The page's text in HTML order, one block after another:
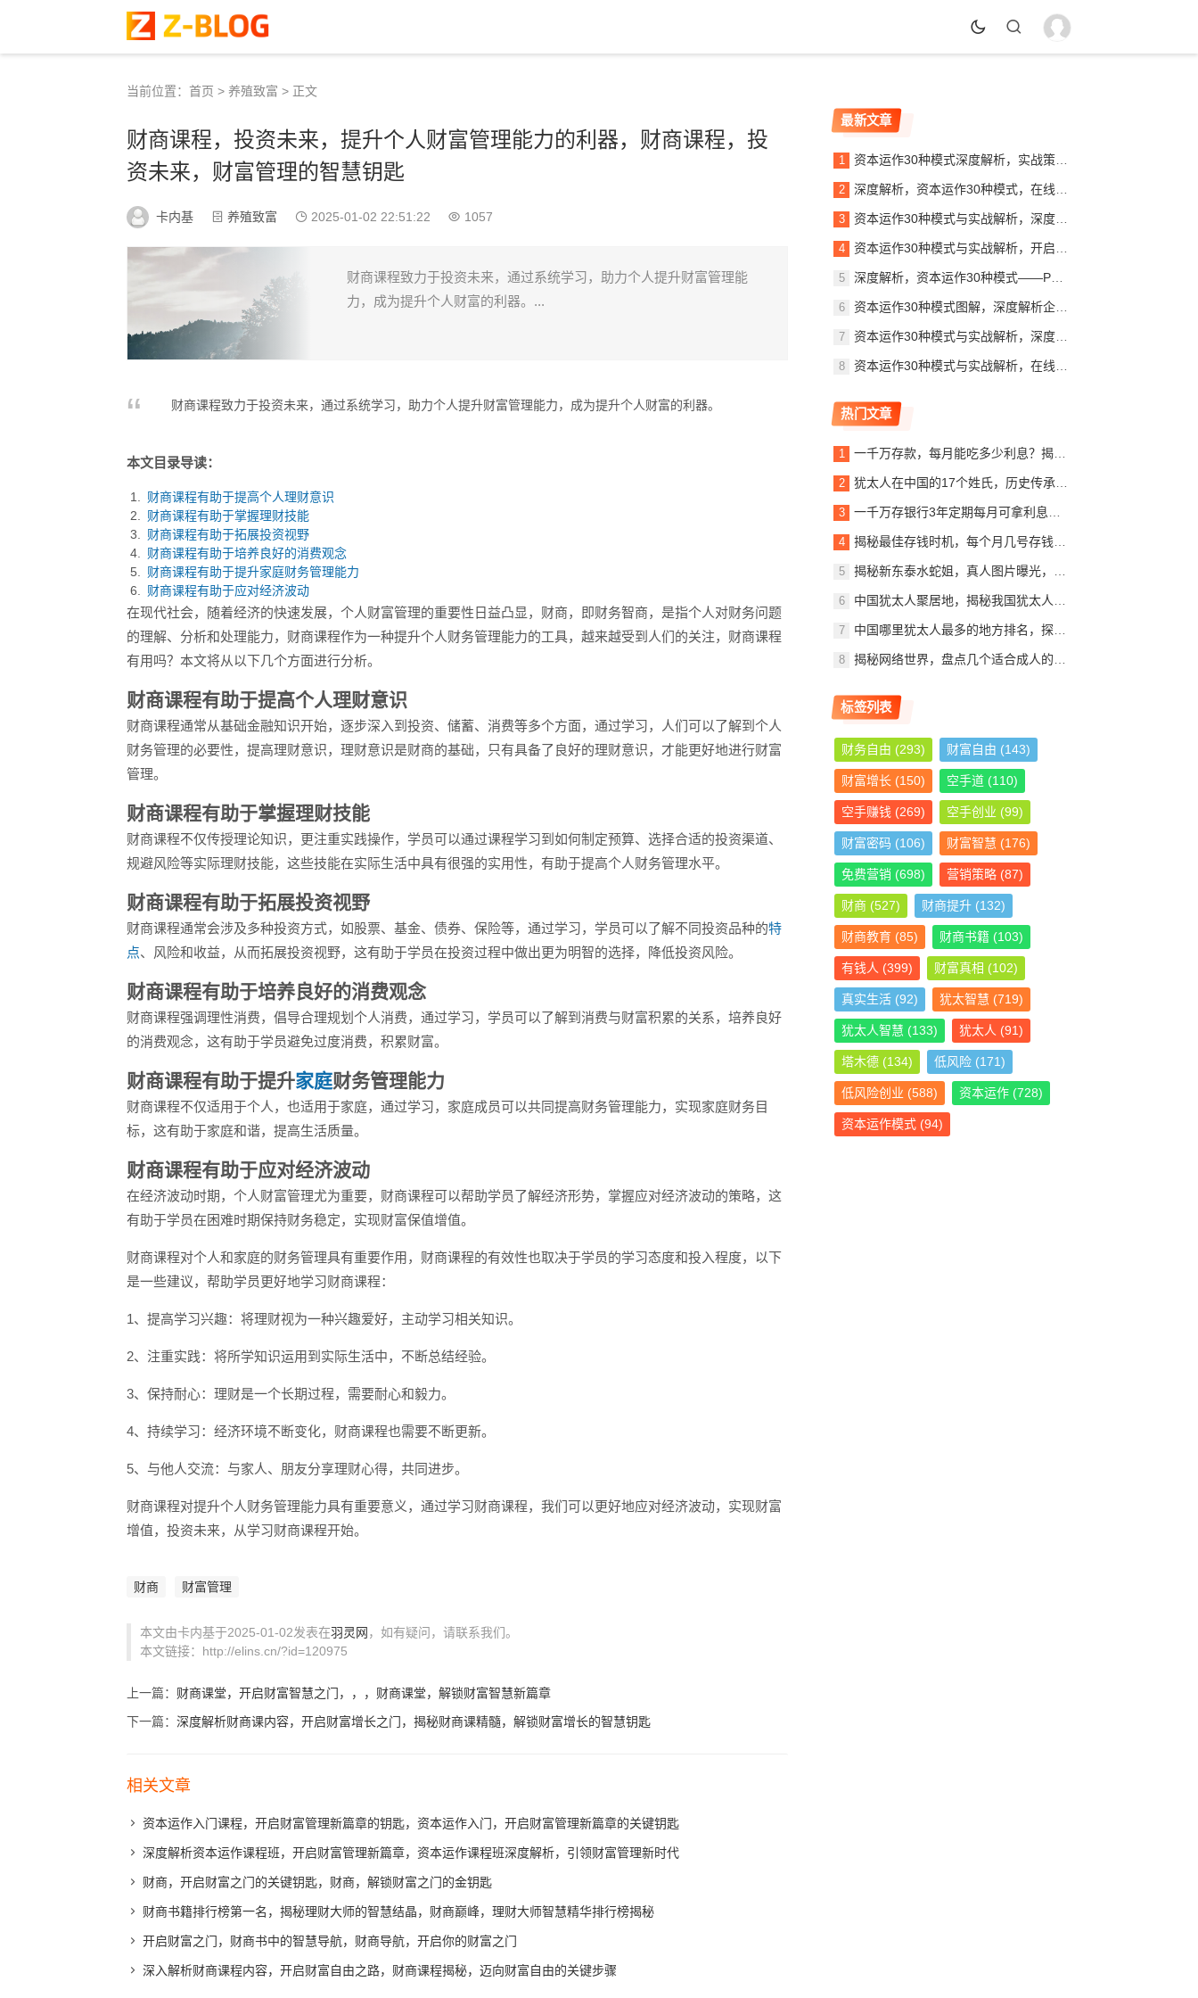
当前位置： 首页 > 养殖致富 > 正文
财商课程，投资未来，提升个人财富管理能力的利器，财商课程，投
资未来，财富管理的智慧钥匙
卡内基 养殖致富 2025-01-02 22:51:22 1057
财商课程致力于投资未来，通过系统学习，助力个人提升财富管理能
力，成为提升个人财富的利器。...
财商课程致力于投资未来，通过系统学习，助力个人提升财富管理能力，成为提升个人财富的利器。
本文目录导读：
财商课程有助于提高个人理财意识
财商课程有助于掌握理财技能
财商课程有助于拓展投资视野
财商课程有助于培养良好的消费观念
财商课程有助于提升家庭财务管理能力
财商课程有助于应对经济波动
在现代社会，随着经济的快速发展，个人财富管理的重要性日益凸显，财商，即财务智商，是指个人对财务问题
的理解、分析和处理能力，财商课程作为一种提升个人财务管理能力的工具，越来越受到人们的关注，财商课程
有用吗？本文将从以下几个方面进行分析。
财商课程有助于提高个人理财意识
财商课程通常从基础金融知识开始，逐步深入到投资、储蓄、消费等多个方面，通过学习，人们可以了解到个人
财务管理的必要性，提高理财意识，理财意识是财商的基础，只有具备了良好的理财意识，才能更好地进行财富
管理。
财商课程有助于掌握理财技能
财商课程不仅传授理论知识，更注重实践操作，学员可以通过课程学习到如何制定预算、选择合适的投资渠道、
规避风险等实际理财技能，这些技能在实际生活中具有很强的实用性，有助于提高个人财务管理水平。
财商课程有助于拓展投资视野
财商课程通常会涉及多种投资方式，如股票、基金、债券、保险等，通过学习，学员可以了解不同投资品种的特
点、风险和收益，从而拓展投资视野，这有助于学员在投资过程中做出更为明智的选择，降低投资风险。
财商课程有助于培养良好的消费观念
财商课程强调理性消费，倡导合理规划个人消费，通过学习，学员可以了解到消费与财富积累的关系，培养良好
的消费观念，这有助于学员避免过度消费，积累财富。
财商课程有助于提升家庭财务管理能力
财商课程不仅适用于个人，也适用于家庭，通过学习，家庭成员可以共同提高财务管理能力，实现家庭财务目
标，这有助于家庭和谐，提高生活质量。
财商课程有助于应对经济波动
在经济波动时期，个人财富管理尤为重要，财商课程可以帮助学员了解经济形势，掌握应对经济波动的策略，这
有助于学员在困难时期保持财务稳定，实现财富保值增值。
财商课程对个人和家庭的财务管理具有重要作用，财商课程的有效性也取决于学员的学习态度和投入程度，以下
是一些建议，帮助学员更好地学习财商课程：
1、提高学习兴趣：将理财视为一种兴趣爱好，主动学习相关知识。
2、注重实践：将所学知识运用到实际生活中，不断总结经验。
3、保持耐心：理财是一个长期过程，需要耐心和毅力。
4、持续学习：经济环境不断变化，财商课程也需要不断更新。
5、与他人交流：与家人、朋友分享理财心得，共同进步。
财商课程对提升个人财务管理能力具有重要意义，通过学习财商课程，我们可以更好地应对经济波动，实现财富
增值，投资未来，从学习财商课程开始。
财商 财富管理
本文由卡内基于2025-01-02发表在羽灵网 ，如有疑问，请联系我们。
本文链接：http://elins.cn/?id=120975
上一篇： 财商课堂，开启财富智慧之门，，，财商课堂，解锁财富智慧新篇章
下一篇： 深度解析财商课内容，开启财富增长之门，揭秘财商课精髓，解锁财富增长的智慧钥匙
相关文章
资本运作入门课程，开启财富管理新篇章的钥匙，资本运作入门，开启财富管理新篇章的关键钥匙
深度解析资本运作课程班，开启财富管理新篇章，资本运作课程班深度解析，引领财富管理新时代
财商，开启财富之门的关键钥匙，财商，解锁财富之门的金钥匙
财商书籍排行榜第一名，揭秘理财大师的智慧结晶，财商巅峰，理财大师智慧精华排行榜揭秘
开启财富之门，财商书中的智慧导航，财商导航，开启你的财富之门
深入解析财商课程内容，开启财富自由之路，财商课程揭秘，迈向财富自由的关键步骤
最新文章
资本运作30种模式深度解析，实战策略与案例分析，资本运作30大模式揭秘，实战策略与案例精析
深度解析，资本运作30种模式，在线阅读指南助力企业腾飞，揭秘资本奥秘，30种资本运作模式深度解析指南
资本运作30种模式与实战解析，深度解读PDF秘籍，助你掌握财富增长之道，揭秘资本运作30大模式，实战解析PDF秘籍，财富增长之道全解析
资本运作30种模式与实战解析，开启财富之门，资本运作30大策略揭秘，实战解析，开启你的财富之门
深度解析，资本运作30种模式——PDF免费下载指南，揭秘资本运作30大模式，免费PDF下载指南
资本运作30种模式图解，深度解析企业财富增值的秘密武器，解码企业财富增值，资本运作30种模式深度解析图解
资本运作30种模式与实战解析，深度解读商业资本的奥秘，揭秘资本奥秘，30种资本运作模式实战解析
资本运作30种模式与实战解析，在线阅读，掌握财富密码！，揭秘财富密码，资本运作30种模式深度解析
热门文章
一千万存款，每月能吃多少利息？揭秘银行利息收入背后的秘密
犹太人在中国的17个姓氏，历史传承与文化交融，犹太人在中国的姓氏传承与文化交融概览
一千万存银行3年定期每月可拿利息多少？详解定期存款收益计算
揭秘最佳存钱时机，每个月几号存钱最划算？
揭秘新东泰水蛇姐，真人图片曝光，美貌与实力并存
中国犹太人聚居地，揭秘我国犹太人最多的城市，中国犹太人聚居地探秘，揭秘我国犹太人口最多的城市
中国哪里犹太人最多的地方排名，探寻东方的以色列社区，东方犹太人聚集地，中国犹太人数量最多地区揭秘
揭秘网络世界，盘点几个适合成人的优质网站推荐
标签列表
财务自由 (293) 财富自由 (143)
财富增长 (150) 空手道 (110)
空手赚钱 (269) 空手创业 (99)
财富密码 (106) 财富智慧 (176)
免费营销 (698) 营销策略 (87)
财商 (527) 财商提升 (132)
财商教育 (85) 财商书籍 (103)
有钱人 (399) 财富真相 (102)
真实生活 (92) 犹太智慧 (719)
犹太人智慧 (133) 犹太人 (91)
塔木德 (134) 低风险 (171)
低风险创业 (588) 资本运作 (728)
资本运作模式 (94)